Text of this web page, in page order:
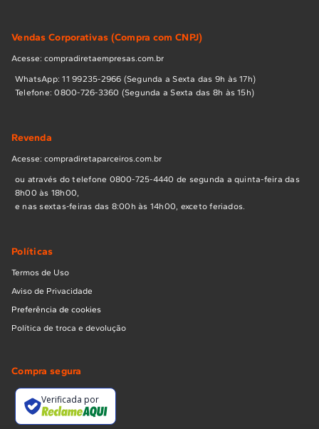
Vendas Corporativas (Compra com CNPJ)
Acesse: compradiretaempresas.com.br
WhatsApp: 11 99235-2966 (Segunda a Sexta das 9h às 17h)
Telefone: 0800-726-3360 (Segunda a Sexta das 8h às 15h)
Revenda
Acesse: compradiretaparceiros.com.br
ou através do telefone 0800-725-4440 de segunda a quinta-feira das
8h00 às 18h00,
e nas sextas-feiras das 8:00h às 14h00, exceto feriados.
Políticas
Termos de Uso
Aviso de Privacidade
Preferência de cookies
Política de troca e devolução
Compra segura
Verificada por